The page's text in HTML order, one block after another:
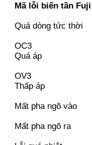
Mã lỗi biến tần Fuji
Quá dòng tức thời
OC3
Quá áp
OV3
Thấp áp
Mất pha ngõ vào
Mất pha ngõ ra